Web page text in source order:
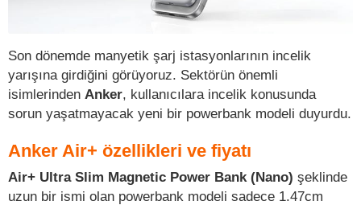
Son dönemde manyetik şarj istasyonlarının incelik
yarışına girdiğini görüyoruz. Sektörün önemli
isimlerinden Anker, kullanıcılara incelik konusunda
sorun yaşatmayacak yeni bir powerbank modeli duyurdu.
Anker Air+ özellikleri ve fiyatı
Air+ Ultra Slim Magnetic Power Bank (Nano) şeklinde
uzun bir ismi olan powerbank modeli sadece 1.47cm